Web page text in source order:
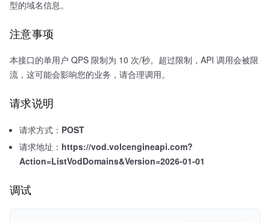
型的域名信息。
注意事项
本接口的单用户 QPS 限制为 10 次/秒。超过限制，API 调用会被限
流，这可能会影响您的业务，请合理调用。
请求说明
请求方式： POST
请求地址： https://vod.volcengineapi.com?
Action=ListVodDomains&Version=2026-01-01
调试